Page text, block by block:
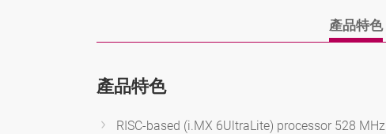
產品特色
產品特色
RISC-based (i.MX 6UltraLite) processor 528 MHz